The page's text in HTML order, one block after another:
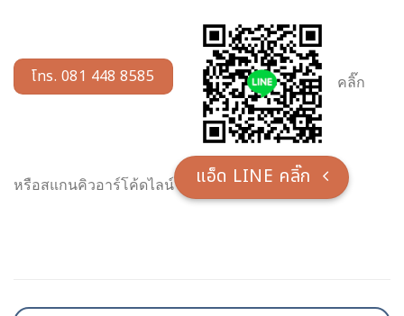
โทร. 081 448 8585 คลิ๊ก
หรือสแกนคิวอาร์โค้ดไลน์ แอ็ด LINE คลิ๊ก